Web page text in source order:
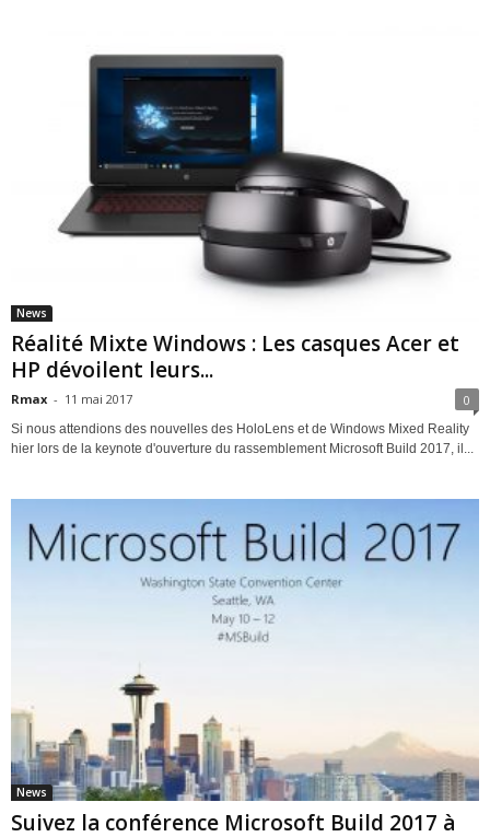
News
Réalité Mixte Windows : Les casques Acer et
HP dévoilent leurs...
Rmax - 11 mai 2017 0
Si nous attendions des nouvelles des HoloLens et de Windows Mixed Reality
hier lors de la keynote d'ouverture du rassemblement Microsoft Build 2017, il...
News
Suivez la conférence Microsoft Build 2017 à